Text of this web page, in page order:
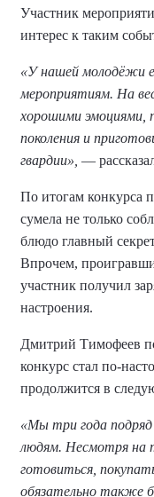
Участник
интерес к таким
«У нашей молодёжи
мероприятиям. На
хорошими эмоциями,
поколения и
гвардии», —
По итогам конкурса
сумела не только
блюдо главный
Впрочем,
участник получил
настроения.
Дмитрий Тимофеев
конкурс стал по-
продолжится в
«Мы три года
людям. Несмотря на
готовиться,
обязательно также